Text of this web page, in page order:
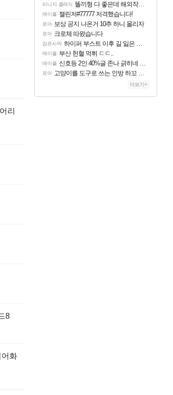
리
8
화
리니지 클래식 똘끼형 다 좋은데 해외작업장 도와주는 짓은 좀 아니지않냐?
메이플 챌린저#77777 저격했습니다!
로아 보상 공지 나온거 10추 하니 올리자
로아 크로체 따왔습니다
검은사막 하이퍼 부스트 이후 길 잃은 뉴비분들!
메이플 부산 헌혈 먹튀 ㄷㄷ..
메이플 신호등 2인 40%글 존나 긁히네 씨발
로아 고양이를 도구로 쓰는 인방 하꼬 스트리머 박제합니다.
더보기+